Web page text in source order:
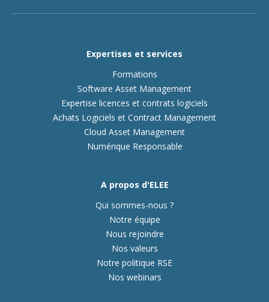
Expertises et services
Formations
Software Asset Management
Expertise licences et contrats logiciels
Achats Logiciels et Contract Management
Cloud Asset Management
Numérique Responsable
A propos d'ELEE
Qui sommes-nous ?
Notre équipe
Nous rejoindre
Nos valeurs
Notre politique RSE
Nos webinars